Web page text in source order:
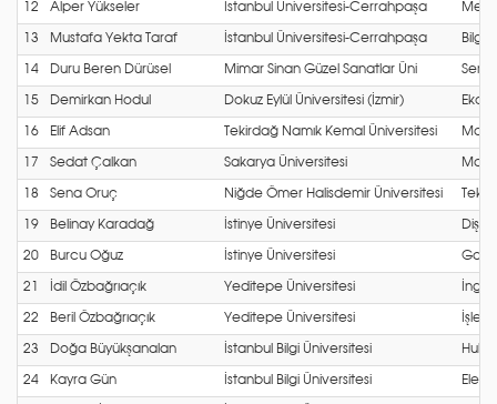
12 Alper Yükseler İstanbul Üniversitesi-Cerrahpaşa
13 Mustafa Yekta Taraf İstanbul Üniversitesi-Cerrahpaşa
14 Duru Beren Dürüsel Mimar Sinan Güzel Sanatlar Üni
15 Demirkan Hodul Dokuz Eylül Üniversitesi (İzmir)
16 Elif Adsan Tekirdağ Namık Kemal Üniversitesi
17 Sedat Çalkan Sakarya Üniversitesi
18 Sena Oruç Niğde Ömer Halisdemir Üniversitesi
19 Belinay Karadağ İstinye Üniversitesi Diş
20 Burcu Oğuz İstinye Üniversitesi
21 İdil Özbağrıaçık Yeditepe Üniversitesi
22 Beril Özbağrıaçık Yeditepe Üniversitesi
23 Doğa Büyükşanalan İstanbul Bilgi Üniversitesi
24 Kayra Gün İstanbul Bilgi Üniversitesi